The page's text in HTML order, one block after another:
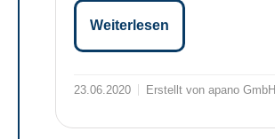
Weiterlesen
23.06.2020 Erstellt von apano GmbH